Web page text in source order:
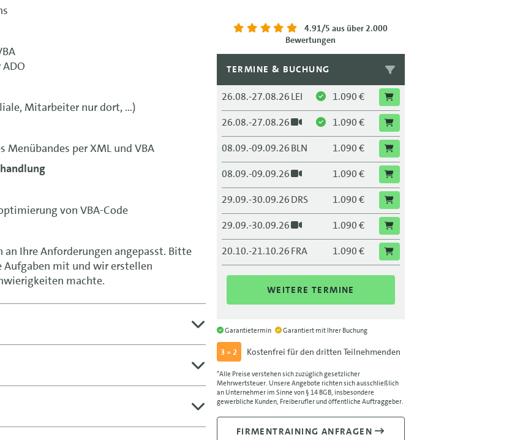
Mitarbeiter nur dort, …)
Menübandes per XML und VBA
von VBA-Code
an Ihre Anforderungen angepasst. Bitte
Aufgaben mit und wir erstellen
machte.
4.91/5 aus über 2.000
Bewertungen
TERMINE & BUCHUNG
26.08.-27.08.26LEI
1.090 €
26.08.-27.08.26
1.090 €
08.09.-09.09.26BLN
1.090 €
08.09.-09.09.26
1.090 €
29.09.-30.09.26DRS
1.090 €
29.09.-30.09.26
1.090 €
20.10.-21.10.26FRA
1.090 €
20.10.-21.10.26
1.090 €
10.11.-11.11.26MUC
1.090 €
10.11.-11.11.26
1.090 €
01.12.-02.12.26LEI
1.090 €
01.12.-02.12.26
1.090 €
WEITERE TERMINE
Garantietermin Garantiert mit Ihrer Buchung
3 = 2 Kostenfrei für den dritten Teilnehmenden
*Alle Preise verstehen sich zuzüglich gesetzlicher
Mehrwertsteuer. Unsere Angebote richten sich ausschließlich
an Unternehmer im Sinne von § 14 BGB, insbesondere
gewerbliche Kunden, Freiberufler und öffentliche Auftraggeber.
FIRMENTRAINING ANFRAGEN